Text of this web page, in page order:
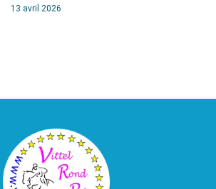
13 avril 2026